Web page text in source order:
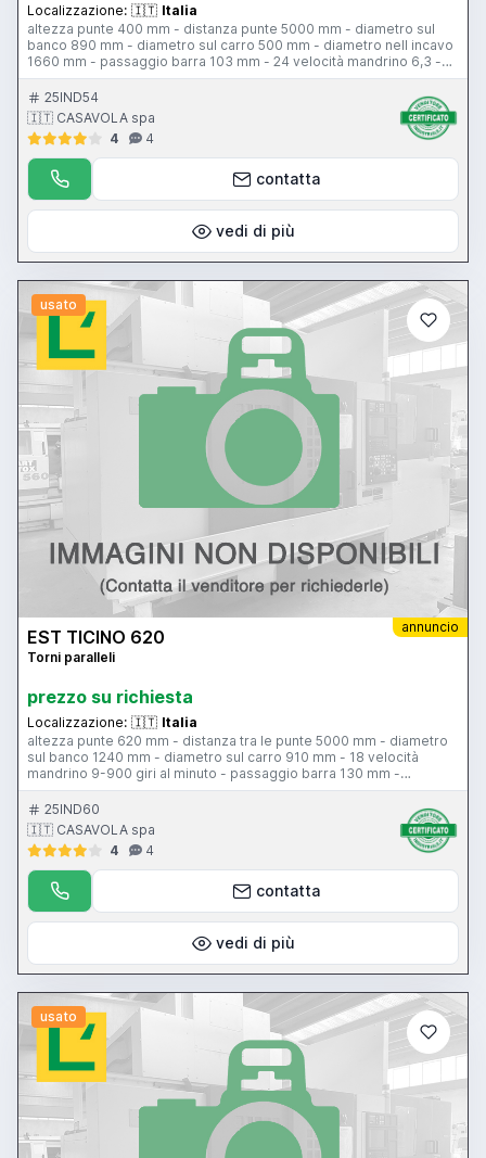
Localizzazione: 🇮🇹 Italia
altezza punte 400 mm - distanza punte 5000 mm - diametro sul
banco 890 mm - diametro sul carro 500 mm - diametro nell incavo
1660 mm - passaggio barra 103 mm - 24 velocità mandrino 6,3 -
1250 giri al minuto - 22 kw
25IND54
🇮🇹 CASAVOLA spa
4
4
contatta
vedi di più
usato
annuncio
EST TICINO 620
Torni paralleli
prezzo su richiesta
Localizzazione: 🇮🇹 Italia
altezza punte 620 mm - distanza tra le punte 5000 mm - diametro
sul banco 1240 mm - diametro sul carro 910 mm - 18 velocità
mandrino 9-900 giri al minuto - passaggio barra 130 mm -
posizionatore elesta visulesta IV
25IND60
🇮🇹 CASAVOLA spa
4
4
contatta
vedi di più
usato